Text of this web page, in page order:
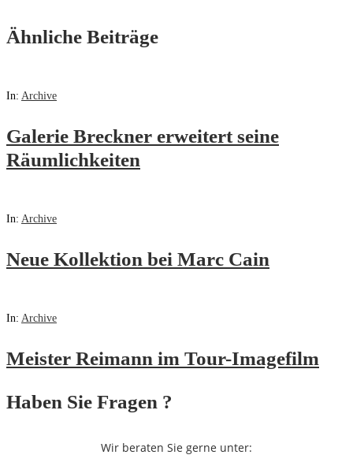
Ähnliche Beiträge
In: Archive
Galerie Breckner erweitert seine
Räumlichkeiten
In: Archive
Neue Kollektion bei Marc Cain
In: Archive
Meister Reimann im Tour-Imagefilm
Haben Sie Fragen ?
Wir beraten Sie gerne unter: